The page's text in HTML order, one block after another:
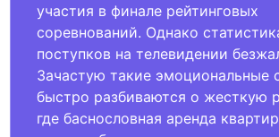
участия в финале рейтинговых
соревнований. Однако
поступков на телевидении
Зачастую такие эмоциональные
быстро разбиваются о жесткую
где баснословная аренда